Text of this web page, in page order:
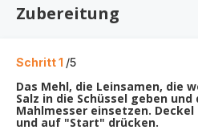
Zubereitung
Schritt 1 /5
Das Mehl, die Leinsamen, die
Salz in die Schüssel geben
Mahlmesser einsetzen.
und auf "Start" drücken.